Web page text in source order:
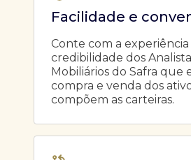
Facilidade e
Conte com a experiência
credibilidade dos
Mobiliários do Safra que
compra e venda dos
compõem as carteiras.